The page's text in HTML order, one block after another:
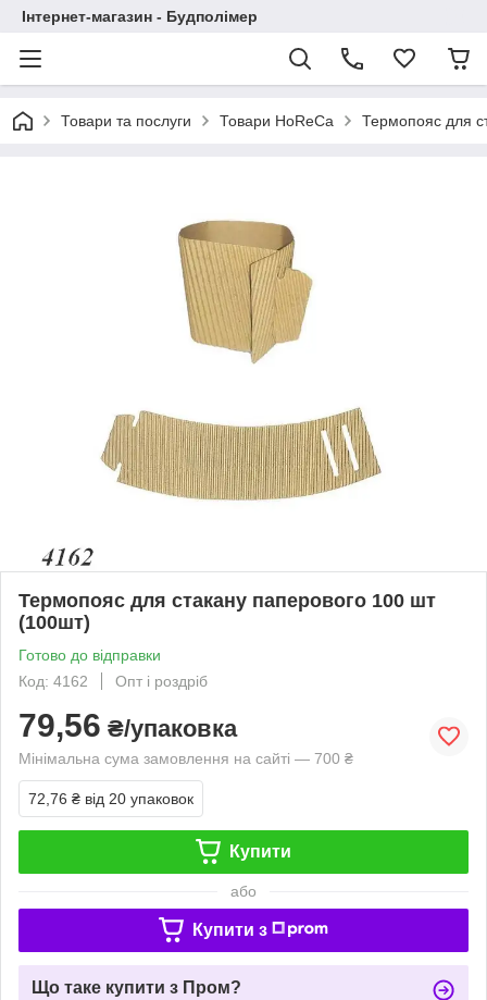
Інтернет-магазин - Будполімер
Товари та послуги Товари HoReCa Термопояс для
Термопояс для стакану паперового 100 шт
(100шт)
Готово до відправки
Код: 4162
Опт і роздріб
79,56 ₴/упаковка
Мінімальна сума замовлення на сайті — 700 ₴
72,76 ₴ від 20 упаковок
Купити
або
Купити з
Що таке купити з Пром?